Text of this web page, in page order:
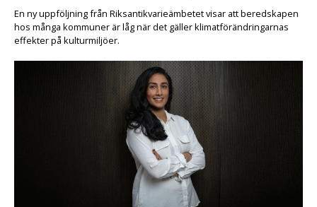
En ny uppföljning från Riksantikvarieämbetet visar att beredskapen
hos många kommuner är låg när det gäller klimatförändringarnas
effekter på kulturmiljöer.